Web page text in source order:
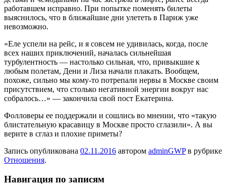
работавшем исправно. При попытке поменять билеты
выяснилось, что в ближайшие дни улететь в Париж уже
невозможно.
«Еле успели на рейс, и я совсем не удивилась, когда, после
всех наших приключений, началась сильнейшая
турбулентность — настолько сильная, что, привыкшие к
любым полетам, Дени и Лиза начали плакать. Вообщем,
похоже, сильно мы кому-то потрепали нервы в Москве своим
присутствием, что столько негативной энергии вокруг нас
собралось…» — закончила свой пост Екатерина.
Фолловеры ее поддержали и сошлись во мнении, что «такую
блистательную красавицу в Москве просто сглазили». А вы
верите в сглаз и плохие приметы?
Запись опубликована 02.11.2016 автором adminGWPв рубрике
Отношения.
Навигация по записям